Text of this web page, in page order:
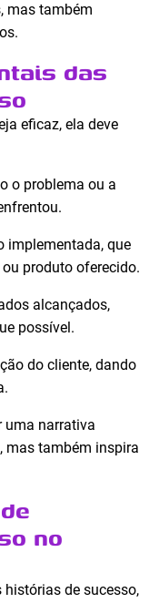
mas também
das
eficaz, ela deve
o problema ou a
implementada, que
produto oferecido.
alcançados,
possível.
do cliente, dando
uma narrativa
mas também inspira
no
de sucesso,